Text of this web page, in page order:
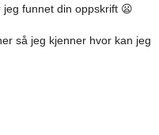
funnet din oppskrift 😦
så jeg kjenner hvor kan jeg